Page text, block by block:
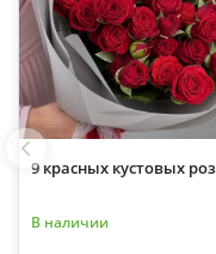
9 красных кустовых роз
В наличии